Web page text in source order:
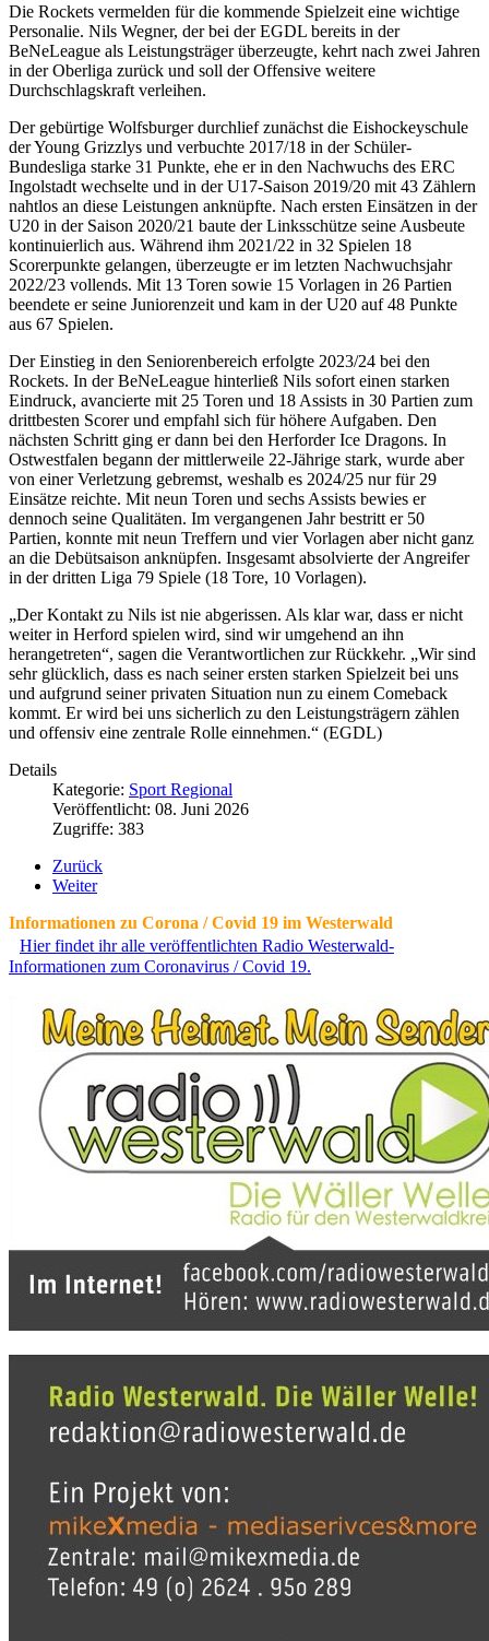
​Die Rockets vermelden für die kommende Spielzeit eine wichtige
Personalie. Nils Wegner, der bei der EGDL bereits in der
BeNeLeague als Leistungsträger überzeugte, kehrt nach zwei Jahren
in der Oberliga zurück und soll der Offensive weitere
Durchschlagskraft verleihen.
​Der gebürtige Wolfsburger durchlief zunächst die Eishockeyschule
der Young Grizzlys und verbuchte 2017/18 in der Schüler-
Bundesliga starke 31 Punkte, ehe er in den Nachwuchs des ERC
Ingolstadt wechselte und in der U17-Saison 2019/20 mit 43 Zählern
nahtlos an diese Leistungen anknüpfte. Nach ersten Einsätzen in der
U20 in der Saison 2020/21 baute der Linksschütze seine Ausbeute
kontinuierlich aus. Während ihm 2021/22 in 32 Spielen 18
Scorerpunkte gelangen, überzeugte er im letzten Nachwuchsjahr
2022/23 vollends. Mit 13 Toren sowie 15 Vorlagen in 26 Partien
beendete er seine Juniorenzeit und kam in der U20 auf 48 Punkte
aus 67 Spielen.
​Der Einstieg in den Seniorenbereich erfolgte 2023/24 bei den
Rockets. In der BeNeLeague hinterließ Nils sofort einen starken
Eindruck, avancierte mit 25 Toren und 18 Assists in 30 Partien zum
drittbesten Scorer und empfahl sich für höhere Aufgaben. Den
nächsten Schritt ging er dann bei den Herforder Ice Dragons. In
Ostwestfalen begann der mittlerweile 22-Jährige stark, wurde aber
von einer Verletzung gebremst, weshalb es 2024/25 nur für 29
Einsätze reichte. Mit neun Toren und sechs Assists bewies er
dennoch seine Qualitäten. Im vergangenen Jahr bestritt er 50
Partien, konnte mit neun Treffern und vier Vorlagen aber nicht ganz
an die Debütsaison anknüpfen. Insgesamt absolvierte der Angreifer
in der dritten Liga 79 Spiele (18 Tore, 10 Vorlagen).
​„Der Kontakt zu Nils ist nie abgerissen. Als klar war, dass er nicht
weiter in Herford spielen wird, sind wir umgehend an ihn
herangetreten“, sagen die Verantwortlichen zur Rückkehr. „Wir sind
sehr glücklich, dass es nach seiner ersten starken Spielzeit bei uns
und aufgrund seiner privaten Situation nun zu einem Comeback
kommt. Er wird bei uns sicherlich zu den Leistungsträgern zählen
und offensiv eine zentrale Rolle einnehmen.“ (EGDL)
Details
Kategorie: Sport Regional
Veröffentlicht: 08. Juni 2026
Zugriffe: 383
Zurück
Weiter
Informationen zu Corona / Covid 19 im Westerwald
Hier findet ihr alle veröffentlichten Radio Westerwald-
Informationen zum Coronavirus / Covid 19.